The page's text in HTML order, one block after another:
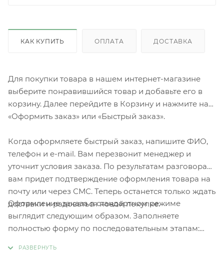
КАК КУПИТЬ ОПЛАТА ДОСТАВКА
Для покупки товара в нашем интернет-магазине
выберите понравившийся товар и добавьте его в
корзину. Далее перейдите в Корзину и нажмите на
«Оформить заказ» или «Быстрый заказ».
Когда оформляете быстрый заказ, напишите ФИО,
телефон и e-mail. Вам перезвонит менеджер и
уточнит условия заказа. По результатам разговора
вам придет подтверждение оформления товара на
почту или через СМС. Теперь останется только ждать
доставки и радоваться новой покупке.
Оформление заказа в стандартном режиме
выглядит следующим образом. Заполняете
полностью форму по последовательным этапам: